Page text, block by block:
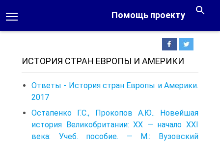
Помощь проекту
ИСТОРИЯ СТРАН ЕВРОПЫ И АМЕРИКИ
Ответы - История стран Европы и Америки.
2017
Остапенко Г.С., Прокопов А.Ю.. Новейшая
история Великобритании: XX — начало XXI
века: Учеб. пособие. — М.: Вузовский